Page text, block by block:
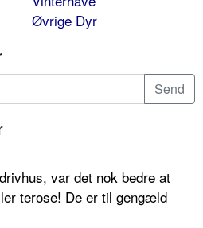
Øvrige Dyr
var det nok bedre at
terose! De er til gengæld